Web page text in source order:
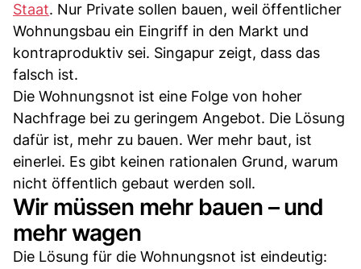
Staat. Nur Private sollen bauen, weil öffentlicher
Wohnungsbau ein Eingriff in den Markt und
kontraproduktiv sei. Singapur zeigt, dass das
falsch ist.
Die Wohnungsnot ist eine Folge von hoher
Nachfrage bei zu geringem Angebot. Die Lösung
dafür ist, mehr zu bauen. Wer mehr baut, ist
einerlei. Es gibt keinen rationalen Grund, warum
nicht öffentlich gebaut werden soll.
Wir müssen mehr bauen – und
mehr wagen
Die Lösung für die Wohnungsnot ist eindeutig: